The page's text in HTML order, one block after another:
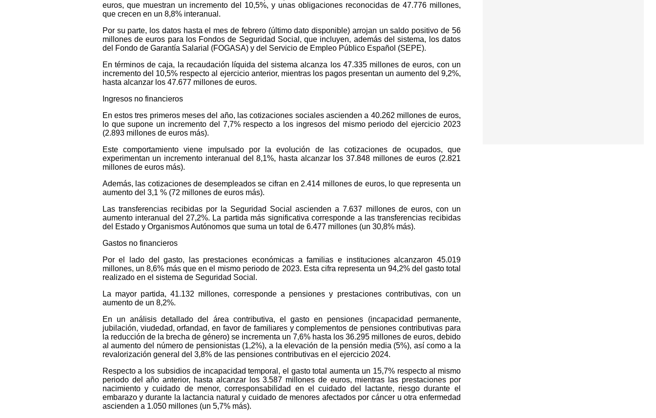
euros, que muestran un incremento del 10,5%, y unas obligaciones reconocidas de 47.776 millones,
que crecen en un 8,8% interanual.
Por su parte, los datos hasta el mes de febrero (último dato disponible) arrojan un saldo positivo de 56
millones de euros para los Fondos de Seguridad Social, que incluyen, además del sistema, los datos
del Fondo de Garantía Salarial (FOGASA) y del Servicio de Empleo Público Español (SEPE).
En términos de caja, la recaudación líquida del sistema alcanza los 47.335 millones de euros, con un
incremento del 10,5% respecto al ejercicio anterior, mientras los pagos presentan un aumento del 9,2%,
hasta alcanzar los 47.677 millones de euros.
Ingresos no financieros
En estos tres primeros meses del año, las cotizaciones sociales ascienden a 40.262 millones de euros,
lo que supone un incremento del 7,7% respecto a los ingresos del mismo periodo del ejercicio 2023
(2.893 millones de euros más).
Este comportamiento viene impulsado por la evolución de las cotizaciones de ocupados, que
experimentan un incremento interanual del 8,1%, hasta alcanzar los 37.848 millones de euros (2.821
millones de euros más).
Además, las cotizaciones de desempleados se cifran en 2.414 millones de euros, lo que representa un
aumento del 3,1 % (72 millones de euros más).
Las transferencias recibidas por la Seguridad Social ascienden a 7.637 millones de euros, con un
aumento interanual del 27,2%. La partida más significativa corresponde a las transferencias recibidas
del Estado y Organismos Autónomos que suma un total de 6.477 millones (un 30,8% más).
Gastos no financieros
Por el lado del gasto, las prestaciones económicas a familias e instituciones alcanzaron 45.019
millones, un 8,6% más que en el mismo periodo de 2023. Esta cifra representa un 94,2% del gasto total
realizado en el sistema de Seguridad Social.
La mayor partida, 41.132 millones, corresponde a pensiones y prestaciones contributivas, con un
aumento de un 8,2%.
En un análisis detallado del área contributiva, el gasto en pensiones (incapacidad permanente,
jubilación, viudedad, orfandad, en favor de familiares y complementos de pensiones contributivas para
la reducción de la brecha de género) se incrementa un 7,6% hasta los 36.295 millones de euros, debido
al aumento del número de pensionistas (1,2%), a la elevación de la pensión media (5%), así como a la
revalorización general del 3,8% de las pensiones contributivas en el ejercicio 2024.
Respecto a los subsidios de incapacidad temporal, el gasto total aumenta un 15,7% respecto al mismo
periodo del año anterior, hasta alcanzar los 3.587 millones de euros, mientras las prestaciones por
nacimiento y cuidado de menor, corresponsabilidad en el cuidado del lactante, riesgo durante el
embarazo y durante la lactancia natural y cuidado de menores afectados por cáncer u otra enfermedad
ascienden a 1.050 millones (un 5,7% más).